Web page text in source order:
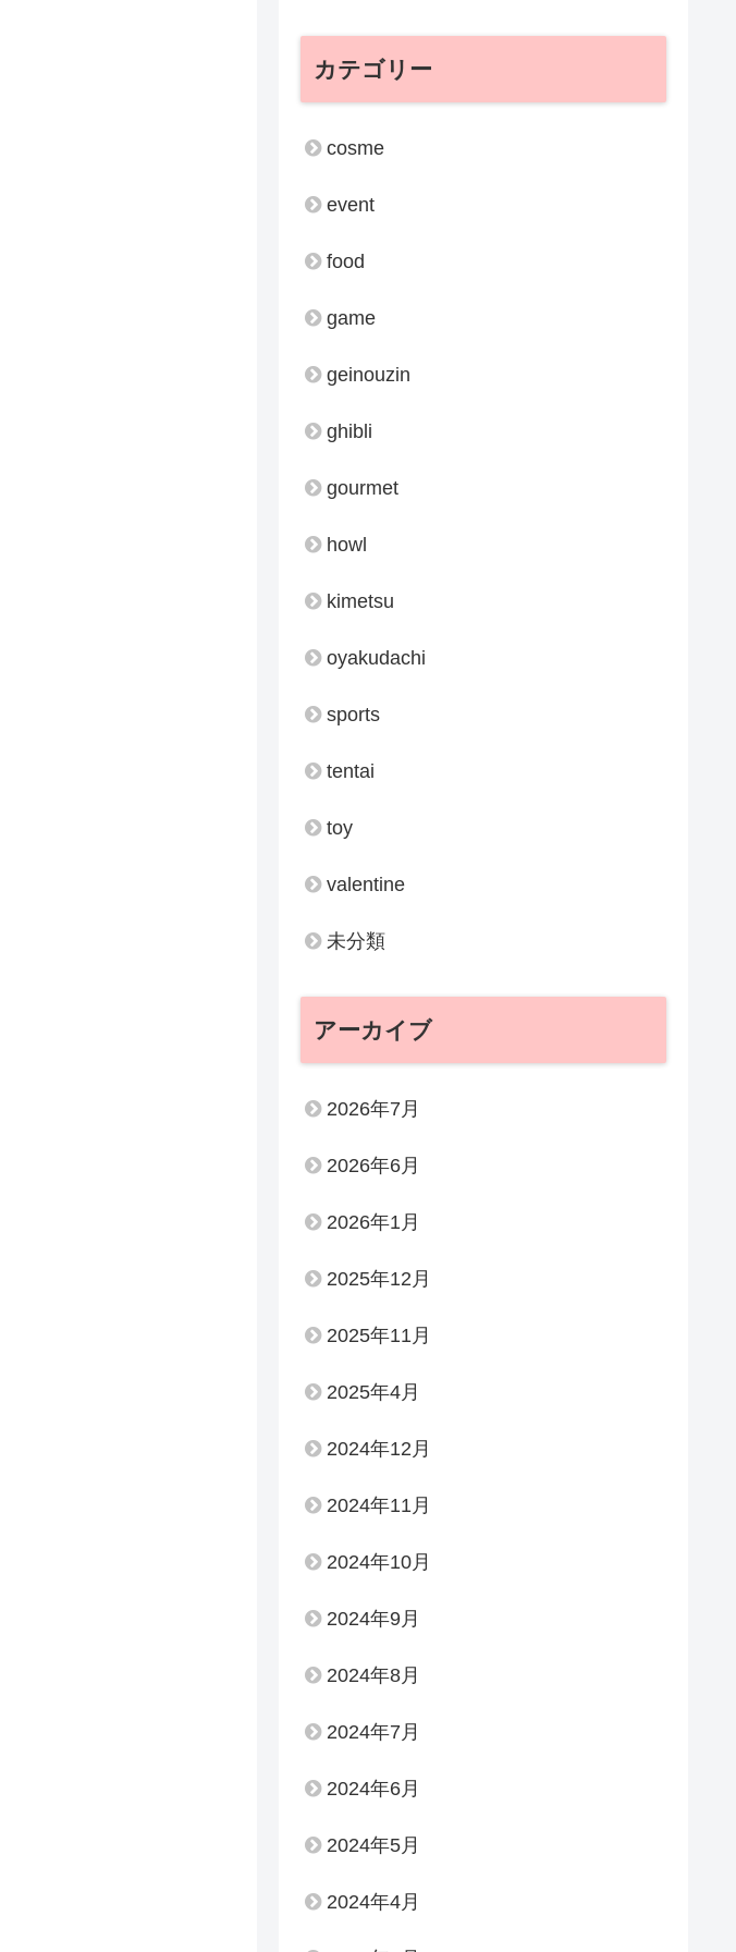
カテゴリー
cosme
event
food
game
geinouzin
ghibli
gourmet
howl
kimetsu
oyakudachi
sports
tentai
toy
valentine
未分類
アーカイブ
2026年7月
2026年6月
2026年1月
2025年12月
2025年11月
2025年4月
2024年12月
2024年11月
2024年10月
2024年9月
2024年8月
2024年7月
2024年6月
2024年5月
2024年4月